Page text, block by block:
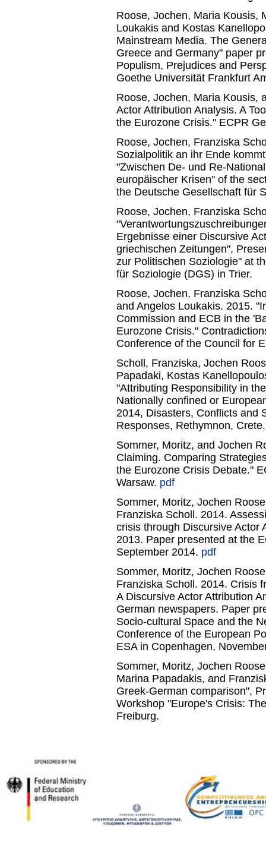
Roose, Jochen, Maria Kousis,
Loukakis and Kostas
Mainstream Media. The
Greece and Germany" paper
Populism, Prejudices and
Goethe Universität Frankfurt
Roose, Jochen, Maria Kousis,
Actor Attribution Analysis. A
the Eurozone Crisis." ECPR
Roose, Jochen, Franziska
Sozialpolitik an ihr Ende
"Zwischen De- und Re-
europäischer Krisen" of the
the Deutsche Gesellschaft für
Roose, Jochen, Franziska
Ergebnisse einer Discursive
griechischen Zeitungen",
zur Politischen Soziologie" at
für Soziologie (DGS) in Trier.
Roose, Jochen, Franziska
and Angelos Loukakis. 2015.
Commission and ECB in the
Eurozone Crisis."
Conference of the Council for
Scholl, Franziska, Jochen
Papadaki, Kostas
"Attributing Responsibility in
Nationally confined or
2014, Disasters, Conflicts and
Responses, Rethymnon, Crete.
Sommer, Moritz, and Jochen
Claiming. Comparing
the Eurozone Crisis Debate."
Warsaw. pdf
Sommer, Moritz, Jochen
Franziska Scholl. 2014.
crisis through Discursive Actor
2013. Paper presented at the
September 2014. pdf
Sommer, Moritz, Jochen
Franziska Scholl. 2014. Crisis
A Discursive Actor Attribution
German newspapers. Paper
Socio-cultural Space and the
Conference of the European
ESA in Copenhagen,
Sommer, Moritz, Jochen
Marina Papadakis, and
Greek-German comparison",
Workshop "Europe's Crisis:
Freiburg.